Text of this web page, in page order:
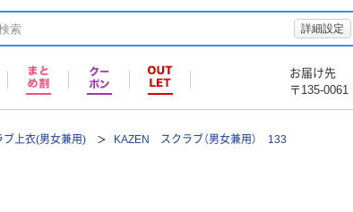
詳細設定
お届け先
〒135-0061
ブ上衣(男女兼用) KAZEN スクラブ（男女兼用） 133